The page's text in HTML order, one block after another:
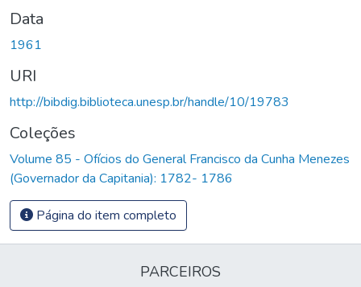
Data
1961
URI
http://bibdig.biblioteca.unesp.br/handle/10/19783
Coleções
Volume 85 - Ofícios do General Francisco da Cunha Menezes
(Governador da Capitania): 1782- 1786
Página do item completo
PARCEIROS